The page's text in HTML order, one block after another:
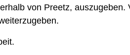
von Preetz,